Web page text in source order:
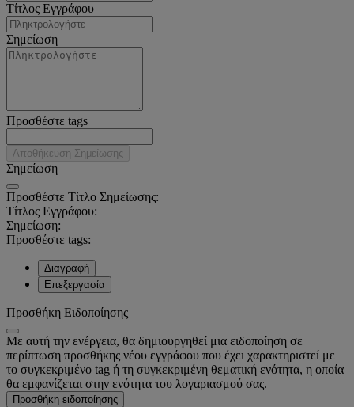
Τίτλος Εγγράφου
Σημείωση
Προσθέστε tags
Αποθήκευση Σημείωσης
Σημείωση
Προσθέστε Τίτλο Σημείωσης:
Τίτλος Εγγράφου:
Σημείωση:
Προσθέστε tags:
Διαγραφή
Επεξεργασία
Προσθήκη Ειδοποίησης
Με αυτή την ενέργεια, θα δημιουργηθεί μια ειδοποίηση σε
περίπτωση προσθήκης νέου εγγράφου που έχει χαρακτηριστεί με
το συγκεκριμένο tag ή τη συγκεκριμένη θεματική ενότητα, η οποία
θα εμφανίζεται στην ενότητα του λογαριασμού σας.
Προσθήκη ειδοποίησης